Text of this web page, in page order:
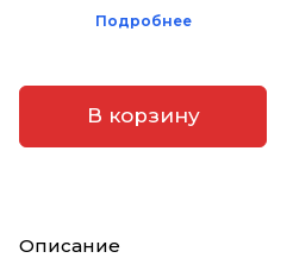
Подробнее
В корзину
Описание